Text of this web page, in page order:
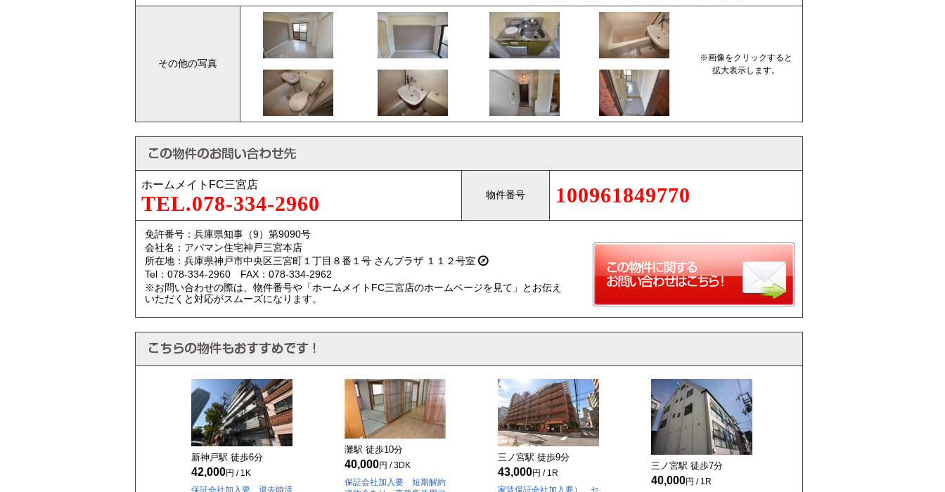
その他の写真
※画像をクリックすると
拡大表示します。
ホームメイトFC三宮店
TEL.078-334-2960 物件番号 100961849770
免許番号：兵庫県知事（9）第9090号
会社名：アパマン住宅神戸三宮本店
所在地：兵庫県神戸市中央区三宮町１丁目８番１号 さんプラザ １１２号室
Tel：078-334-2960 FAX：078-334-2962
※お問い合わせの際は、物件番号や「ホームメイトFC三宮店のホームページを見て」とお伝え
いただくと対応がスムーズになります。
新神戸駅 徒歩6分
42,000円 / 1K
保証会社加入要 退去時清
灘駅 徒歩10分
40,000円 / 3DK
保証会社加入要 短期解約
三ノ宮駅 徒歩9分
43,000円 / 1R
家賃保証会社加入要） セ
三ノ宮駅 徒歩7分
40,000円 / 1R